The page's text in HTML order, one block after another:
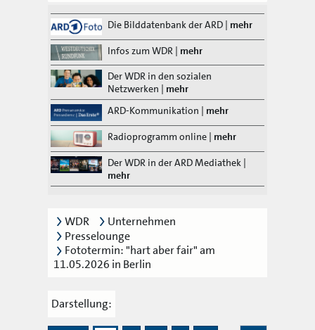
Die Bilddatenbank der ARD | mehr
Infos zum WDR | mehr
Der WDR in den sozialen
Netzwerken | mehr
ARD-Kommunikation | mehr
Radioprogramm online | mehr
Der WDR in der ARD Mediathek |
mehr
WDR
Unternehmen
Presselounge
Fototermin: "hart aber fair" am
11.05.2026 in Berlin
Darstellung: